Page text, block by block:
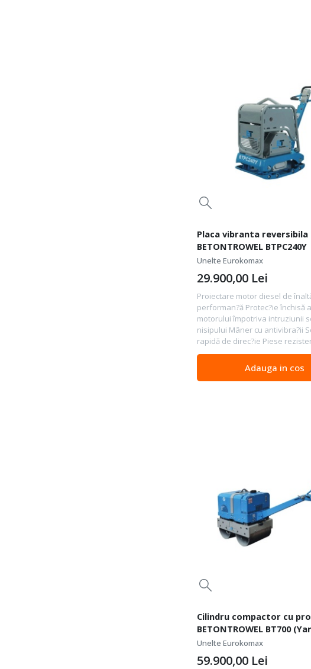
Placa vibranta reversibila
BETONTROWEL BTPC240Y
Unelte Eurokomax
Proiectare motor diesel de
performan?ă Protec?ie închisă
motorului împotriva intruziunii
nisipului Mâner cu antivibra?ii
rapidă de direc?ie Piese
29.900,00 Lei
Adauga in cos
Cilindru compactor cu
BETONTROWEL BT700
L100AE)
Unelte Eurokomax
59.900,00 Lei